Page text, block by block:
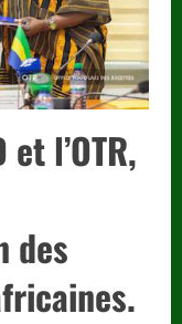
et l’OTR,
des